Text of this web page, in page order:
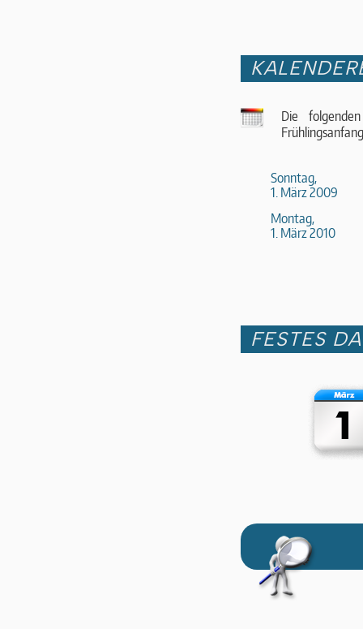
Die
Frühlingsanfang
Sonntag,
1. März 2009
Montag,
1. März 2010
FESTES